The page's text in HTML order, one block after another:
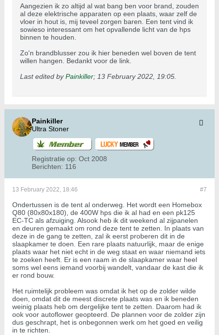
Aangezien ik zo altijd al wat bang ben voor brand, zouden
al deze elektrische apparaten op een plaats, waar zelf de
vloer in hout is, mij teveel zorgen baren. Een tent vind ik
sowieso interessant om het opvallende licht van de hps
binnen te houden.
Zo'n brandblusser zou ik hier beneden wel boven de tent
willen hangen. Bedankt voor de link.
Last edited byPainkiller; 13 February 2022, 19:05
Painkiller
Ultra Stoner
Registratie op: Oct 2008
Berichten: 116
#7
13 February 2022, 18:46
Ondertussen is de tent al onderweg. Het wordt een Homebox
Q80 (80x80x180), de 400W hps die ik al had en een pk125
EC-TC als afzuiging. Alsook heb ik dit weekend al zijpanelen
en deuren gemaakt om rond deze tent te zetten. In plaats van
deze in de gang te zetten, zal ik eerst proberen dit in de
slaapkamer te doen. Een rare plaats natuurlijk, maar de enige
plaats waar het niet echt in de weg staat en waar niemand iets
te zoeken heeft. Er is een raam in de slaapkamer waar heel
soms wel eens iemand voorbij wandelt, vandaar de kast die ik
er rond bouw.
Het ruimtelijk probleem was omdat ik het op de zolder wilde
doen, omdat dit de meest discrete plaats was en ik beneden
weinig plaats heb om dergelijke tent te zetten. Daarom had ik
ook voor autoflower geopteerd. De plannen voor de zolder zijn
dus geschrapt, het is onbegonnen werk om het goed en veilig
in te richten.